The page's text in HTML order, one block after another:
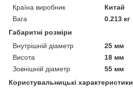
Країна виробник
Китай
Вага
0.213 кг
Габаритні розміри
Внутрішній діаметр
25 мм
Висота
18 мм
Зовнішній діаметр
55 мм
Користувальницькі характеристики